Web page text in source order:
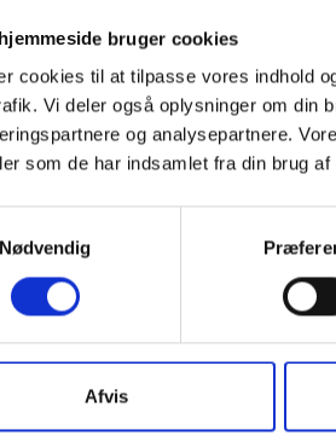
bruger cookies
cookies til at tilpasse vores indhold
Vi deler også oplysninger om din
og analysepartnere.
som de har indsamlet fra din brug af
Nødvendig
Afvis
44